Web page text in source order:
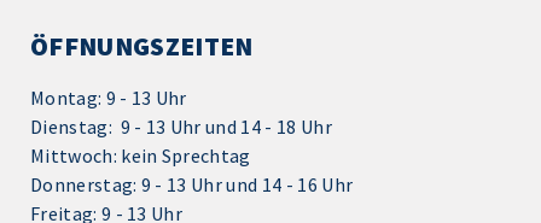
ÖFFNUNGSZEITEN
Montag: 9 - 13 Uhr
Dienstag: 9 - 13 Uhr und 14 - 18 Uhr
Mittwoch: kein Sprechtag
Donnerstag: 9 - 13 Uhr und 14 - 16 Uhr
Freitag: 9 - 13 Uhr